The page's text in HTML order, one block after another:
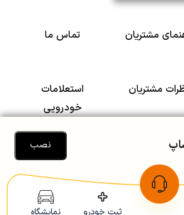
ثبت خودرو نمایشگاه
مشتریان تماس ما
مشتریان
استعلامات
خودرویی
مشتریان
Copyright © 2005-2026
نصب